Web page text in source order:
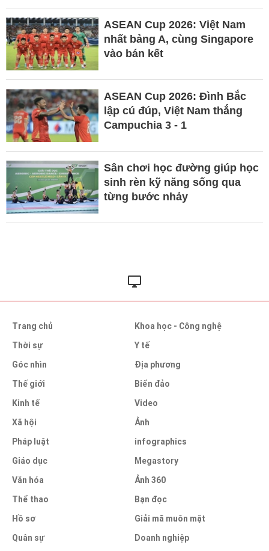
ASEAN Cup 2026: Việt Nam
nhất bảng A, cùng Singapore
vào bán kết
ASEAN Cup 2026: Đình Bắc
lập cú đúp, Việt Nam thắng
Campuchia 3 - 1
Sân chơi học đường giúp học
sinh rèn kỹ năng sống qua
từng bước nhảy
Trang chủ
Thời sự
Góc nhìn
Thế giới
Kinh tế
Xã hội
Pháp luật
Giáo dục
Văn hóa
Thể thao
Hồ sơ
Quân sự
Khoa học - Công nghệ
Y tế
Địa phương
Biển đảo
Video
Ảnh
infographics
Megastory
Ảnh 360
Bạn đọc
Giải mã muôn mặt
Doanh nghiệp